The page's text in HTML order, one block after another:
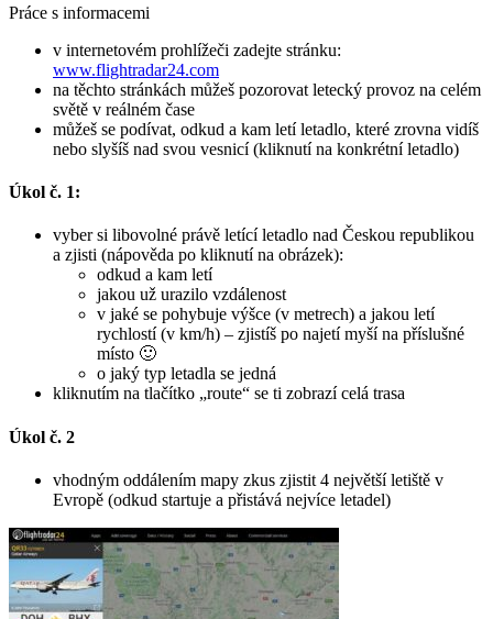
Práce s informacemi
v internetovém prohlížeči zadejte stránku:
www.flightradar24.com
na těchto stránkách můžeš pozorovat letecký provoz na celém
světě v reálném čase
můžeš se podívat, odkud a kam letí letadlo, které zrovna vidíš
nebo slyšíš nad svou vesnicí (kliknutí na konkrétní letadlo)
Úkol č. 1:
vyber si libovolné právě letící letadlo nad Českou republikou
a zjisti (nápověda po kliknutí na obrázek):
odkud a kam letí
jakou už urazilo vzdálenost
v jaké se pohybuje výšce (v metrech) a jakou letí
rychlostí (v km/h) – zjistíš po najetí myší na příslušné
místo 🙂
o jaký typ letadla se jedná
kliknutím na tlačítko „route“ se ti zobrazí celá trasa
Úkol č. 2
vhodným oddálením mapy zkus zjistit 4 největší letiště v
Evropě (odkud startuje a přistává nejvíce letadel)